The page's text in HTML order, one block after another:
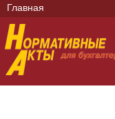
Главная